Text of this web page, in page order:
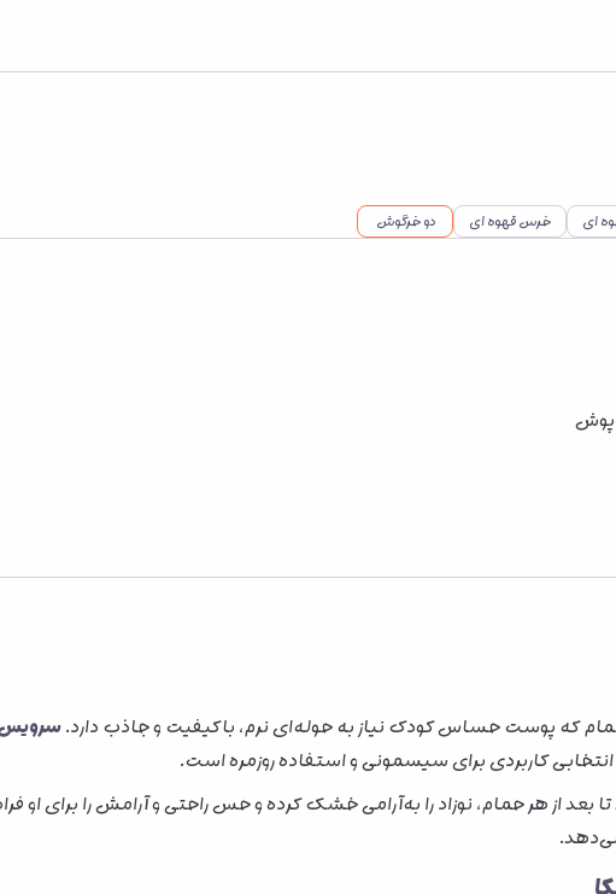
ای خرس قهوه ای دو خرگوش
که پوست حساس کودک نیاز به حوله‌ای نرم، باکیفیت و جاذب دارد.سرویس حوله
کاربردی برای سیسمونی و استفاده روزمره است.
از هر حمام، نوزاد را به‌آرامی خشک کرده و حس راحتی و آرامش را برای او